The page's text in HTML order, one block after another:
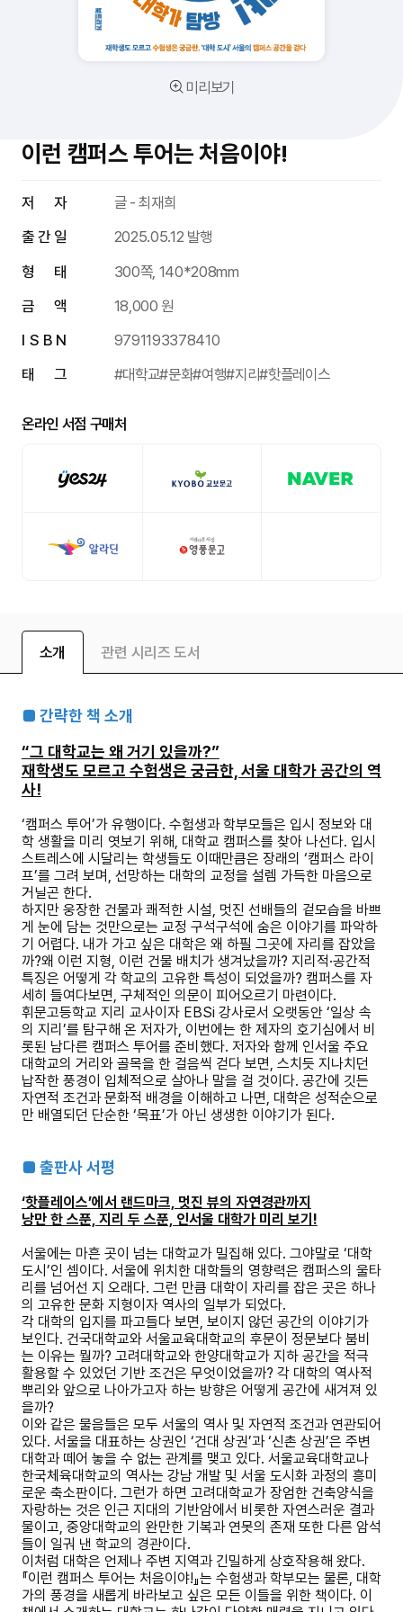
미리보기
이런 캠퍼스 투어는 처음이야!
저 자
글 - 최재희
출 간 일
2025.05.12 발행
형 태
300쪽, 140*208mm
금 액
18,000 원
I S B N
9791193378410
태 그
#대학교#문화#여행#지리#핫플레이스
온라인 서점 구매처
소개 관련 시리즈 도서
■ 간략한 책 소개
“그 대학교는 왜 거기 있을까?”
재학생도 모르고 수험생은 궁금한, 서울 대학가 공간의 역
사!
‘캠퍼스 투어’가 유행이다. 수험생과 학부모들은 입시 정보와 대
학 생활을 미리 엿보기 위해, 대학교 캠퍼스를 찾아 나선다. 입시
스트레스에 시달리는 학생들도 이때만큼은 장래의 ‘캠퍼스 라이
프’를 그려 보며, 선망하는 대학의 교정을 설렘 가득한 마음으로
거닐곤 한다.
하지만 웅장한 건물과 쾌적한 시설, 멋진 선배들의 겉모습을 바쁘
게 눈에 담는 것만으로는 교정 구석구석에 숨은 이야기를 파악하
기 어렵다. 내가 가고 싶은 대학은 왜 하필 그곳에 자리를 잡았을
까?왜 이런 지형, 이런 건물 배치가 생겨났을까? 지리적·공간적
특징은 어떻게 각 학교의 고유한 특성이 되었을까? 캠퍼스를 자
세히 들여다보면, 구체적인 의문이 피어오르기 마련이다.
휘문고등학교 지리 교사이자 EBSi 강사로서 오랫동안 ‘일상 속
의 지리’를 탐구해 온 저자가, 이번에는 한 제자의 호기심에서 비
롯된 남다른 캠퍼스 투어를 준비했다. 저자와 함께 인서울 주요
대학교의 거리와 골목을 한 걸음씩 걷다 보면, 스치듯 지나치던
납작한 풍경이 입체적으로 살아나 말을 걸 것이다. 공간에 깃든
자연적 조건과 문화적 배경을 이해하고 나면, 대학은 성적순으로
만 배열되던 단순한 ‘목표’가 아닌 생생한 이야기가 된다.
■ 출판사 서평
‘핫플레이스’에서 랜드마크, 멋진 뷰의 자연경관까지
낭만 한 스푼, 지리 두 스푼, 인서울 대학가 미리 보기!
서울에는 마흔 곳이 넘는 대학교가 밀집해 있다. 그야말로 ‘대학
도시’인 셈이다. 서울에 위치한 대학들의 영향력은 캠퍼스의 울타
리를 넘어선 지 오래다. 그런 만큼 대학이 자리를 잡은 곳은 하나
의 고유한 문화 지형이자 역사의 일부가 되었다.
각 대학의 입지를 파고들다 보면, 보이지 않던 공간의 이야기가
보인다. 건국대학교와 서울교육대학교의 후문이 정문보다 붐비
는 이유는 뭘까? 고려대학교와 한양대학교가 지하 공간을 적극
활용할 수 있었던 기반 조건은 무엇이었을까? 각 대학의 역사적
뿌리와 앞으로 나아가고자 하는 방향은 어떻게 공간에 새겨져 있
을까?
이와 같은 물음들은 모두 서울의 역사 및 자연적 조건과 연관되어
있다. 서울을 대표하는 상권인 ‘건대 상권’과 ‘신촌 상권’은 주변
대학과 떼어 놓을 수 없는 관계를 맺고 있다. 서울교육대학교나
한국체육대학교의 역사는 강남 개발 및 서울 도시화 과정의 흥미
로운 축소판이다. 그런가 하면 고려대학교가 장엄한 건축양식을
자랑하는 것은 인근 지대의 기반암에서 비롯한 자연스러운 결과
물이고, 중앙대학교의 완만한 기복과 연못의 존재 또한 다른 암석
들이 일궈 낸 학교의 경관이다.
이처럼 대학은 언제나 주변 지역과 긴밀하게 상호작용해 왔다.
『이런 캠퍼스 투어는 처음이야!』는 수험생과 학부모는 물론, 대학
가의 풍경을 새롭게 바라보고 싶은 모든 이들을 위한 책이다. 이